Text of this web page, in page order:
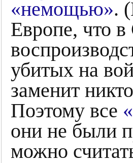
«немощью».
Европе, что
убитых на
заменит
Поэтому все
они не были
можно